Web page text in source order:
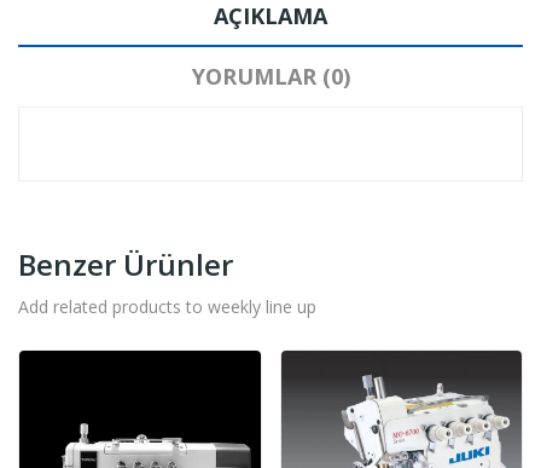
AÇIKLAMA
YORUMLAR (0)
Benzer Ürünler
Add related products to weekly line up